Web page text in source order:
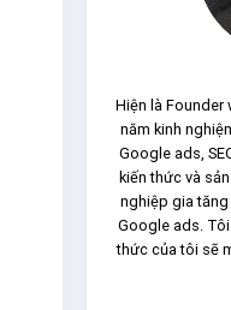
Hiện là Founder
năm kinh
Google ads,
kiến thức và
nghiệp gia tăng
Google ads.
thức của tôi sẽ